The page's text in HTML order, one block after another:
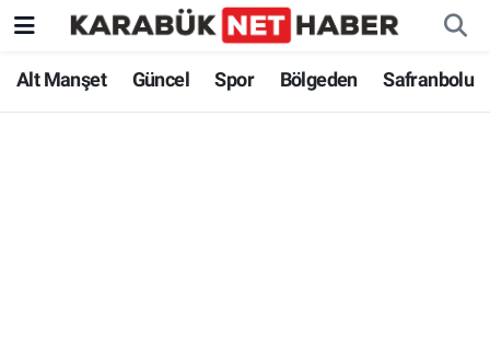
Alt Manşet Güncel Spor Bölgeden Safranbolu